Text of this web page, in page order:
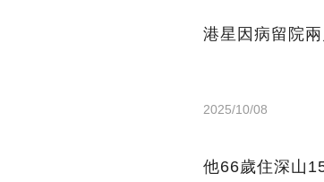
港星因病留院
2025/10/08
他66歲住深山